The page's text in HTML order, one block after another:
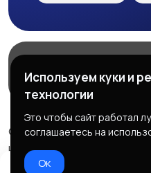
Служба поддержки
© 2026 Freebby - Сервис
и ЛНР
Используем куки и
технологии
Это чтобы сайт работал
соглашаетесь на
Ок